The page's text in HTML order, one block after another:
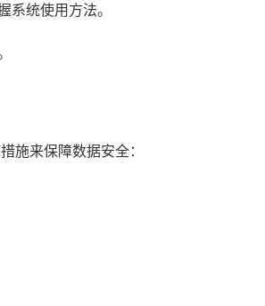
统使用方法。
施来保障数据安全：